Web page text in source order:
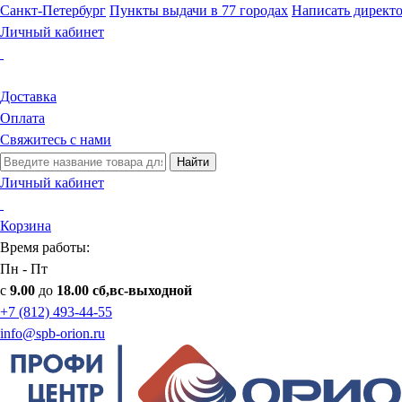
Санкт-Петербург Пункты выдачи в 77 городах Написать
Личный кабинет
Доставка
Оплата
Свяжитесь с нами
Найти
Личный кабинет
Корзина
Время работы:
Пн - Пт
с 9.00 до 18.00 сб,вс-выходной
+7 (812) 493-44-55
info@spb-orion.ru